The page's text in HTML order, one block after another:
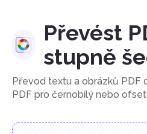
Převést
stupně
Převod textu a obrázků PDF
PDF pro černobílý nebo